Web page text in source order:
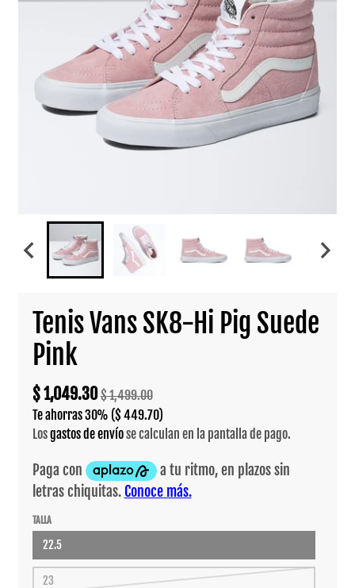
Tenis Vans SK8-Hi Pig Suede
Pink
$ 1,049.30$ 1,499.00
Te ahorras30% ($ 449.70)
Losgastos de envíose calculan en la pantalla de pago.
TALLA
22.5
23